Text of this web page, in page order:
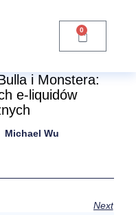
0
i Monstera:
e-liquidów
Michael Wu
Next